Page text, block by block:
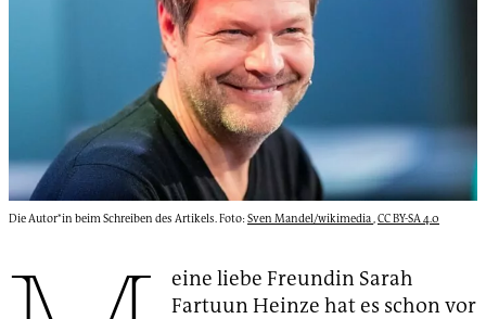
Die Autor*in beim Schreiben des Artikels. Foto:Sven Mandel/wikimedia,CC BY-SA 4.0
eine liebe Freundin Sarah
Fartuun Heinze hat es schon vor